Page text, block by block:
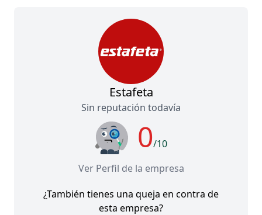
Estafeta
Sin reputación todavía
0/10
Ver Perfil de la empresa
¿También tienes una queja en contra de
esta empresa?